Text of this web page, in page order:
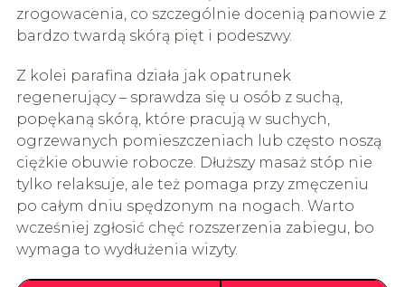
zrogowacenia, co szczególnie docenią panowie z
bardzo twardą skórą pięt i podeszwy.
Z kolei parafina działa jak opatrunek
regenerujący – sprawdza się u osób z suchą,
popękaną skórą, które pracują w suchych,
ogrzewanych pomieszczeniach lub często noszą
ciężkie obuwie robocze. Dłuższy masaż stóp nie
tylko relaksuje, ale też pomaga przy zmęczeniu
po całym dniu spędzonym na nogach. Warto
wcześniej zgłosić chęć rozszerzenia zabiegu, bo
wymaga to wydłużenia wizyty.